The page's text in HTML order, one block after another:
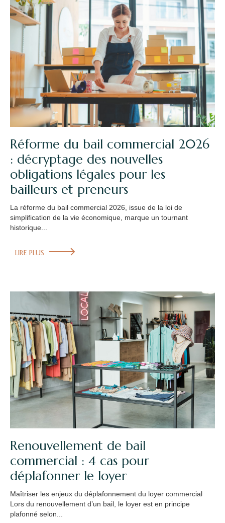
Réforme du bail commercial 2026
: décryptage des nouvelles
obligations légales pour les
bailleurs et preneurs
La réforme du bail commercial 2026, issue de la loi de
simplification de la vie économique, marque un tournant
historique...
LIRE PLUS
Renouvellement de bail
commercial : 4 cas pour
déplafonner le loyer
Maîtriser les enjeux du déplafonnement du loyer commercial
Lors du renouvellement d’un bail, le loyer est en principe
plafonné selon...